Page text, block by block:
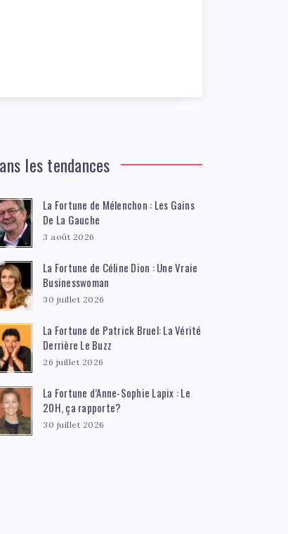
les tendances
La Fortune de Mélenchon : Les Gains
De La Gauche
3 août 2026
La Fortune de Céline Dion : Une Vraie
Businesswoman
30 juillet 2026
La Fortune de Patrick Bruel: La Vérité
Derrière Le Buzz
26 juillet 2026
La Fortune d’Anne-Sophie Lapix : Le
20H, ça rapporte?
30 juillet 2026